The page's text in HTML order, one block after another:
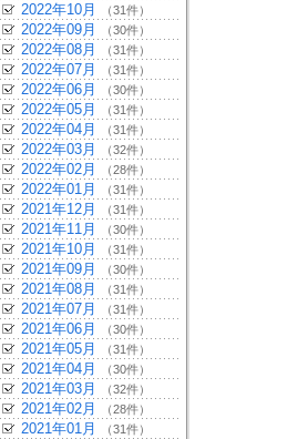
2022年10月 （31件）
2022年09月 （30件）
2022年08月 （31件）
2022年07月 （31件）
2022年06月 （30件）
2022年05月 （31件）
2022年04月 （31件）
2022年03月 （32件）
2022年02月 （28件）
2022年01月 （31件）
2021年12月 （31件）
2021年11月 （30件）
2021年10月 （31件）
2021年09月 （30件）
2021年08月 （31件）
2021年07月 （31件）
2021年06月 （30件）
2021年05月 （31件）
2021年04月 （30件）
2021年03月 （32件）
2021年02月 （28件）
2021年01月 （31件）